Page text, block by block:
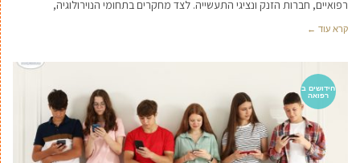
רפואיים, חברות הזנק ונציגי התעשייה. לצד מחקרים בתחומי הנוירולוגיה,
קרא עוד ←
חידושים ב
רפואה